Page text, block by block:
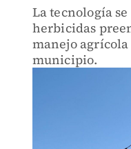
La tecnología
herbicidas
manejo
municipio.